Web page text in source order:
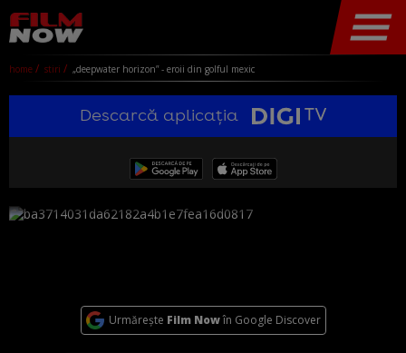
home stiri „deepwater horizon” - eroii din golful mexic
Descarcă aplicația
Urmărește Film Nowîn Google Discover